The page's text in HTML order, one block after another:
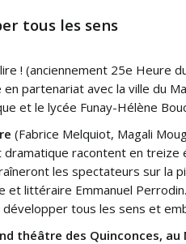
tous les sens
! (anciennement 25e Heure
partenariat avec la ville du
et le lycée Funay-Hélène
(Fabrice Melquiot, Magali
racontent en
les spectateurs sur la
et littéraire Emmanuel Perrodin.
tous les sens et
théâtre des Quinconces,